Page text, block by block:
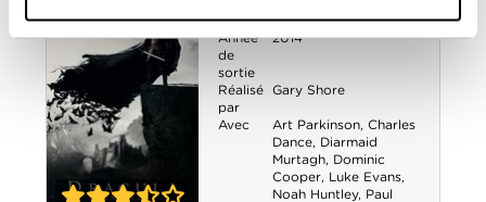
Bête
Dracula Untold
Année
de
sortie
2014
Réalisé
par
Gary Shore
Avec Art Parkinson, Charles
Dance, Diarmaid
Murtagh, Dominic
Cooper, Luke Evans,
Noah Huntley, Paul